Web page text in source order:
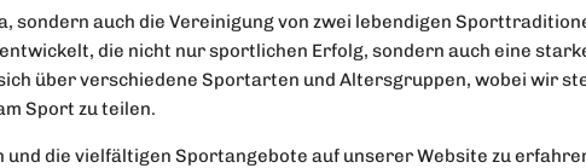
sondern auch die Vereinigung von zwei lebendigen
die nicht nur sportlichen Erfolg, sondern auch eine
über verschiedene Sportarten und Altersgruppen, wobei wir
Sport zu teilen.
die vielfältigen Sportangebote auf unserer Website zu